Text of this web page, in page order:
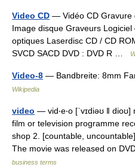
Video CD — Vidéo CD Gravure
Image disque Graveurs
optiques Laserdisc CD / CD
SVCD SACD DVD : DVD R …
Video-8 — Bandbreite: 8mm
Wikipedia
video — vid‧e‧o [ˈvɪdiəʊ ǁ
film or television programme
shop 2. [countable,
The movie was released on
business terms